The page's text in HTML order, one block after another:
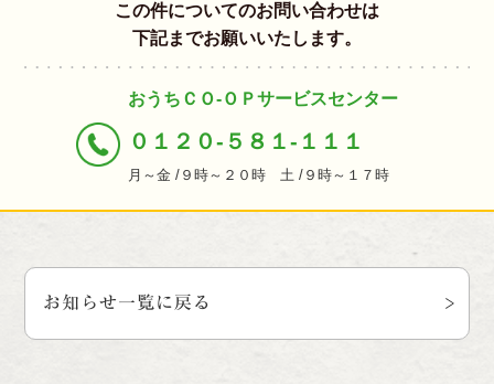
この件についてのお問い合わせは
下記までお願いいたします。
おうちＣＯ-ＯＰサービスセンター
０１２０-５８１-１１１
月～金 /９時～２０時 土 /９時～１７時
お知らせ一覧に戻る